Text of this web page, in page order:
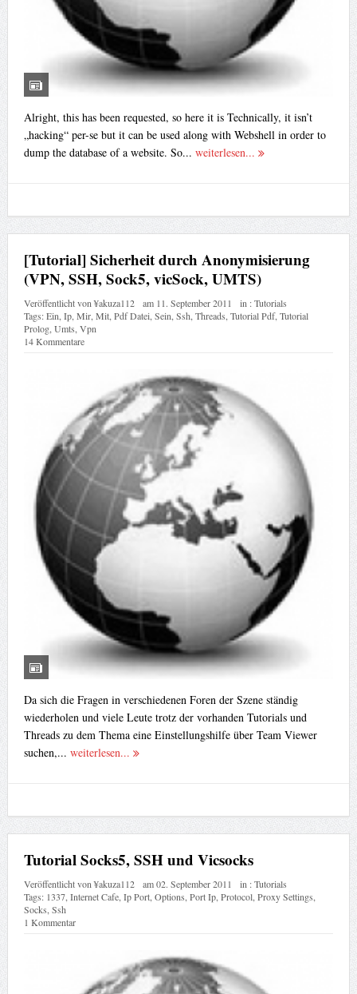
Alright, this has been requested, so here it is Technically, it isn’t
„hacking“ per-se but it can be used along with Webshell in order to
dump the database of a website. So... weiterlesen...
[Tutorial] Sicherheit durch Anonymisierung
(VPN, SSH, Sock5, vicSock, UMTS)
Veröffentlicht von¥akuza112 am 11. September 2011 in :Tutorials
Tags:Ein Ip, Mir, Mit, Pdf Datei Sein Ssh Threads Tutorial Pdf, Tutorial
Prolog, Umts Vpn
14 Kommentare
Da sich die Fragen in verschiedenen Foren der Szene ständig
wiederholen und viele Leute trotz der vorhanden Tutorials und
Threads zu dem Thema eine Einstellungshilfe über Team Viewer
suchen,... weiterlesen...
Tutorial Socks5, SSH und Vicsocks
Veröffentlicht von¥akuza112 am02. September 2011 in :Tutorials
Tags: 1337, Internet Cafe, Ip Port, Options Port Ip, Protocol, Proxy Settings
Socks Ssh
1 Kommentar